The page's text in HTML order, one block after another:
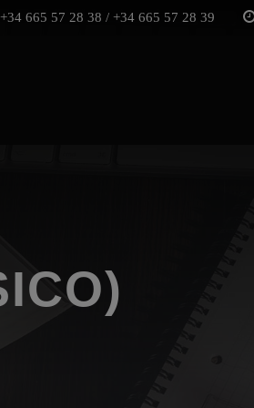
+34 665 57 28 38 / +34 665 57 28 39